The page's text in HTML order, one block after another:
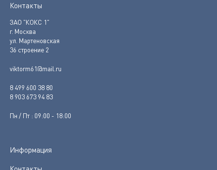
Контакты
ЗАО "КОКС 1"
г. Москва
ул. Мартеновская
36 строение 2
viktorm61@mail.ru
8 499 600 38 80
8 903 673 94 83
Пн / Пт : 09:00 - 18:00
Информация